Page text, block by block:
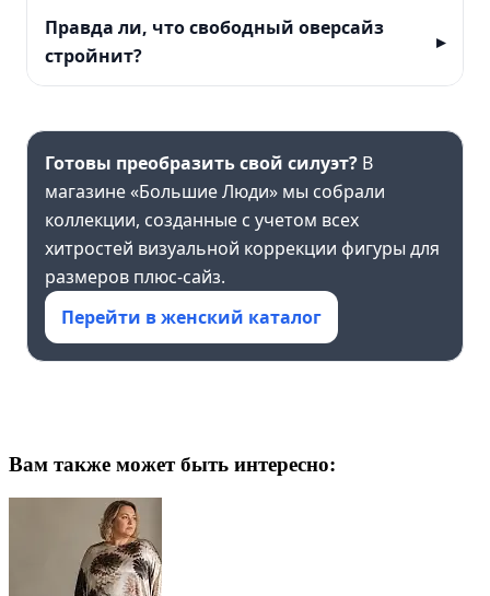
Правда ли, что свободный оверсайз
стройнит?
Готовы преобразить свой силуэт? В
магазине «Большие Люди» мы собрали
коллекции, созданные с учетом всех
хитростей визуальной коррекции фигуры для
размеров плюс-сайз.
Перейти в женский каталог
Вам также может быть интересно: